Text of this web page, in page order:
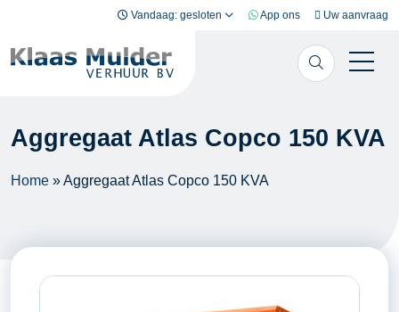
Vandaag: gesloten App ons Uw aanvraag
Aggregaat Atlas Copco 150 KVA
Home »Aggregaat Atlas Copco 150 KVA